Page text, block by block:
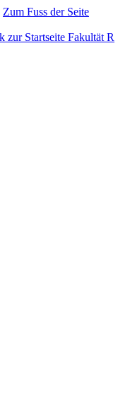
Zum Fuss der Seite
Fakultät R